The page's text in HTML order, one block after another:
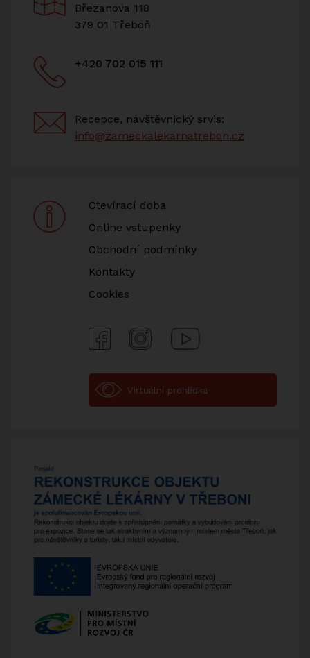
Březanova 118
379 01 Třeboň
+420 702 015 111
Recepce, návštěvnický srvis:
info@zameckalekarnatrebon.cz
Otevírací doba
Online vstupenky
Obchodní podmínky
Kontakty
Cookies
Virtuální prohlídka